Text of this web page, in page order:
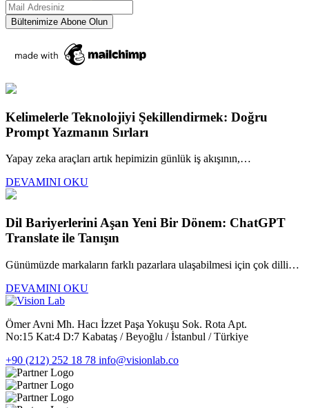
Kelimelerle Teknolojiyi Şekillendirmek: Doğru
Prompt Yazmanın Sırları
Yapay zeka araçları artık hepimizin günlük iş akışının,…
DEVAMINI OKU
Dil Bariyerlerini Aşan Yeni Bir Dönem: ChatGPT
Translate ile Tanışın
Günümüzde markaların farklı pazarlara ulaşabilmesi için çok dilli…
DEVAMINI OKU
Ömer Avni Mh. Hacı İzzet Paşa Yokuşu Sok. Rota Apt.
No:15 Kat:4 D:7 Kabataş / Beyoğlu / İstanbul / Türkiye
+90 (212) 252 18 78 info@visionlab.co